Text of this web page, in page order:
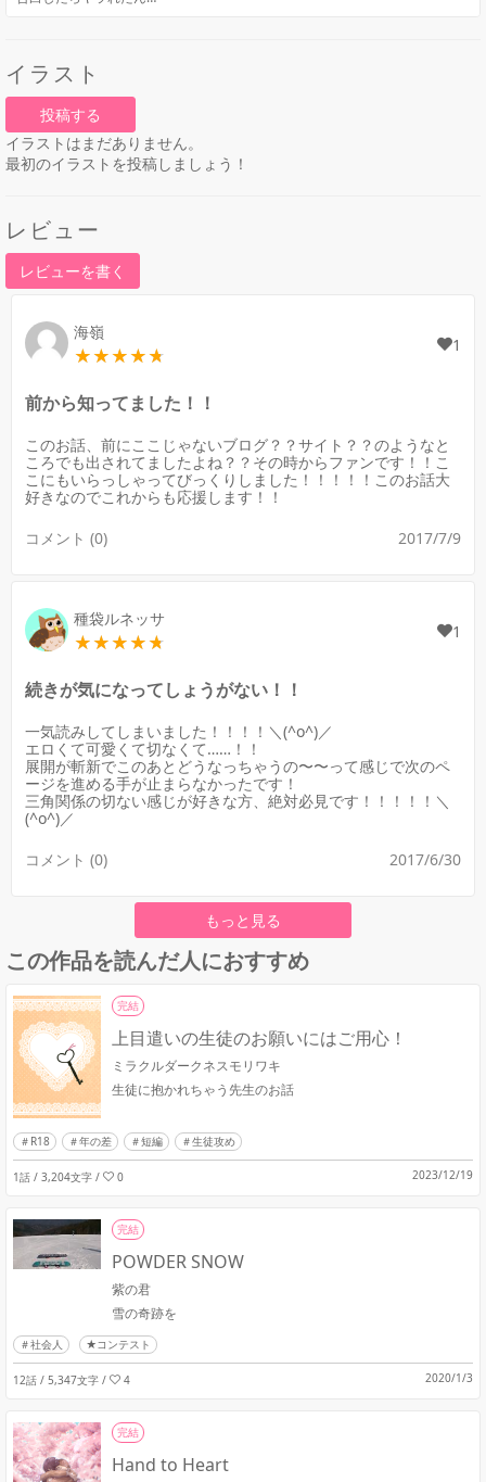
イラスト
投稿する
イラストはまだありません。
最初のイラストを投稿しましょう！
レビュー
レビューを書く
海嶺
1
前から知ってました！！
このお話、前にここじゃないブログ？？サイト？？のようなと
ころでも出されてましたよね？？その時からファンです！！こ
こにもいらっしゃってびっくりしました！！！！！このお話大
好きなのでこれからも応援します！！
コメント (0)
2017/7/9
種袋ルネッサ
1
続きが気になってしょうがない！！
一気読みしてしまいました！！！！＼(^o^)／
エロくて可愛くて切なくて……！！
展開が斬新でこのあとどうなっちゃうの〜〜って感じで次のペ
ージを進める手が止まらなかったです！
三角関係の切ない感じが好きな方、絶対必見です！！！！！＼
(^o^)／
コメント (0)
2017/6/30
もっと見る
この作品を読んだ人におすすめ
完結
上目遣いの生徒のお願いにはご用心！
ミラクルダークネスモリワキ
生徒に抱かれちゃう先生のお話
R18 年の差 短編 生徒攻め
1話 / 3,204文字 / 0 2023/12/19
完結
POWDER SNOW
紫の君
雪の奇跡を
社会人 ★コンテスト
12話 / 5,347文字 / 4 2020/1/3
完結
Hand to Heart